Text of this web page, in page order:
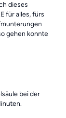
dieses
für alles, fürs
gehen konnte
bei der